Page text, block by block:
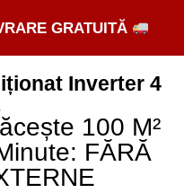
GRATUITĂ
Inverter 4
100 M²
FĂRĂ